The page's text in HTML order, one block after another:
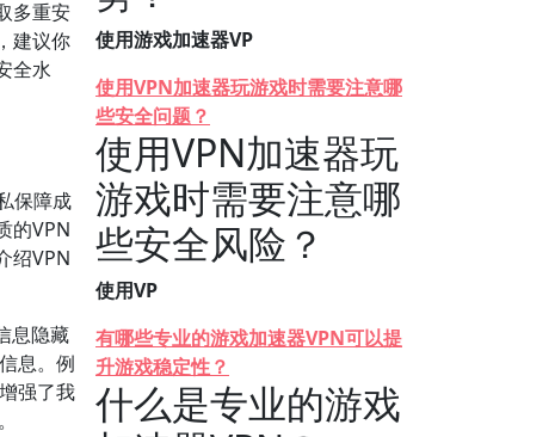
多重安
建议你
全水
保障成
的VPN
绍VPN
息隐藏
息。例
强了我
使用游戏加速器VP
使用VPN加速器玩游戏时需要注意哪
些安全问题？
使用VPN加速器玩
游戏时需要注意哪
些安全风险？
使用VP
有哪些专业的游戏加速器VPN可以提
升游戏稳定性？
什么是专业的游戏